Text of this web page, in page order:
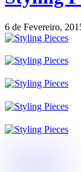
6 de Fevereiro,